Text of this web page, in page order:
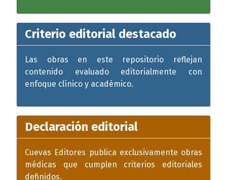
Criterio editorial destacado
Las obras en este repositorio reflejan
contenido evaluado editorialmente con
enfoque clínico y académico.
Declaración editorial
Cuevas Editores publica exclusivamente obras
médicas que cumplen criterios editoriales
definidos.